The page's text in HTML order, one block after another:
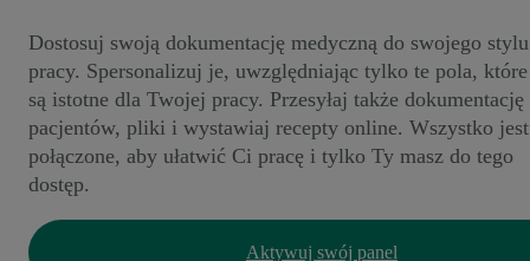
Dostosuj swoją dokumentację medyczną do swojego stylu
pracy. Spersonalizuj je, uwzględniając tylko te pola, które
są istotne dla Twojej pracy. Przesyłaj także dokumentację
pacjentów, pliki i wystawiaj recepty online. Wszystko jest
połączone, aby ułatwić Ci pracę i tylko Ty masz do tego
dostęp.
Aktywuj swój panel